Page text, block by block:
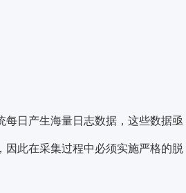
每日产生海量日志数据，这些数据亟
此在采集过程中必须实施严格的脱